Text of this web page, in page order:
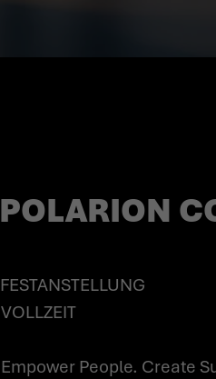
POLARION
FESTANSTELLUNG
VOLLZEIT
Empower People. Create